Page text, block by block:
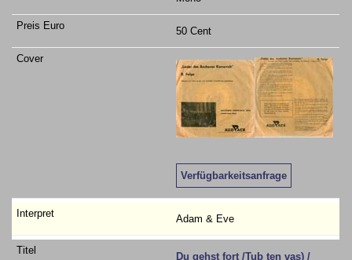
50 Cent
Verfügbarkeitsanfrage
Adam & Eve
Du gehst fort /Tub ten vas) /